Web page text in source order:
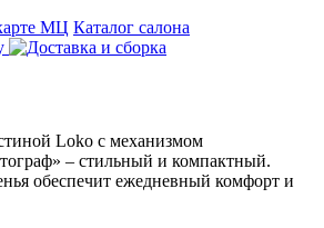
МЦ Каталог салона
Loko с механизмом
– стильный и компактный.
обеспечит ежедневный комфорт и